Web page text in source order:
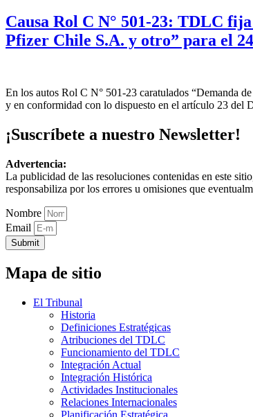
Causa Rol C N° 501-23: TDLC
Pfizer Chile S.A. y otro” para el
En los autos Rol C N° 501-23 caratulados “Demanda
y en conformidad con lo dispuesto en el artículo 23
¡Suscríbete a nuestro Newsletter!
Advertencia:
La publicidad de las resoluciones contenidas en este
responsabiliza por los errores u omisiones que
Nombre
Email
Submit
Mapa de sitio
El Tribunal
Historia
Definiciones Estratégicas
Atribuciones del TDLC
Funcionamiento del TDLC
Integración Actual
Integración Histórica
Actividades Institucionales
Relaciones Internacionales
Planificación Estratégica